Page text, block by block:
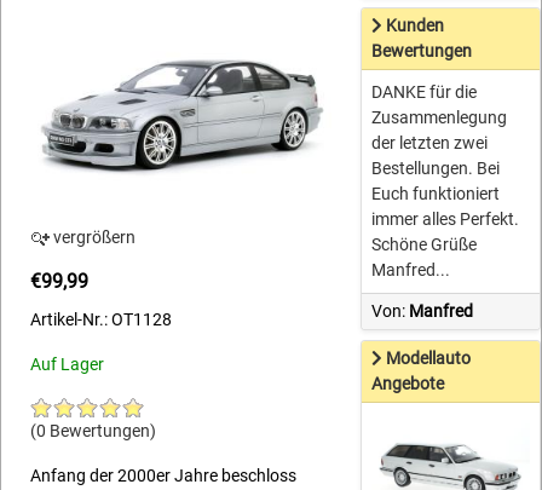
vergrößern
€99,99
Artikel-Nr.: OT1128
Auf Lager
(0 Bewertungen)
Anfang der 2000er Jahre beschloss
Kunden
Bewertungen
DANKE für die
Zusammenlegung
der letzten zwei
Bestellungen. Bei
Euch funktioniert
immer alles Perfekt.
Schöne Grüße
Manfred...
Von: Manfred
Modellauto
Angebote